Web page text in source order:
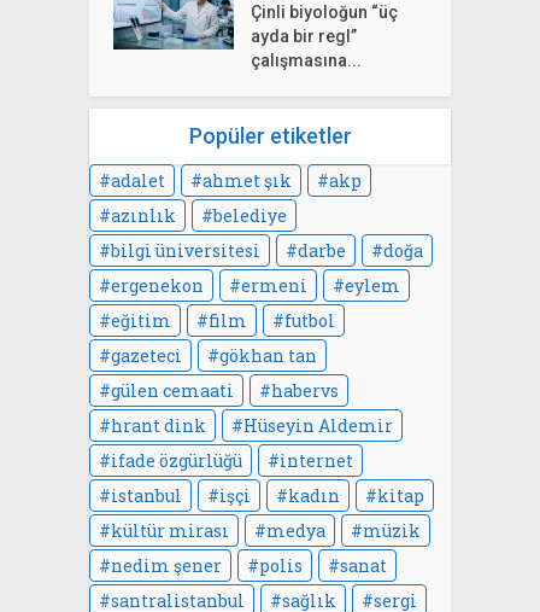
Çinli biyoloğun “üç
ayda bir regl”
çalışmasına...
Popüler etiketler
adalet ahmet şık
akp
azınlık
belediye
bilgi üniversitesi
darbe
doğa
ergenekon
ermeni
eylem
eğitim
film
futbol
gazeteci
gökhan tan
gülen cemaati
habervs
hrant dink
Hüseyin Aldemir
ifade özgürlüğü
internet
istanbul
işçi kadın
kitap
kültür mirası
medya
müzik
nedim şener
polis
sanat
santralistanbul
sağlık
sergi